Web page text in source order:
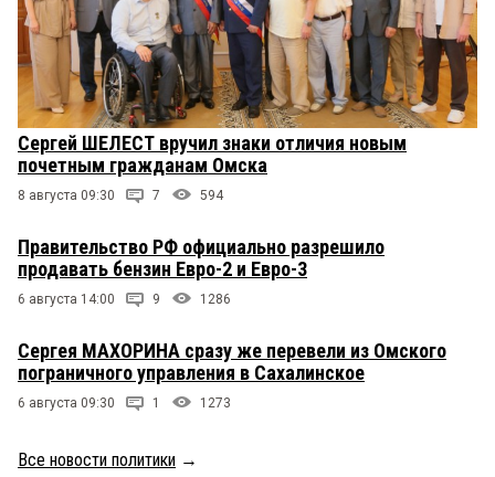
Сергей ШЕЛЕСТ вручил знаки отличия новым
почетным гражданам Омска
8 августа 09:30 7 594
Правительство РФ официально разрешило
продавать бензин Евро-2 и Евро-3
6 августа 14:00 9 1286
Сергея МАХОРИНА сразу же перевели из Омского
пограничного управления в Сахалинское
6 августа 09:30 1 1273
Все новости политики →